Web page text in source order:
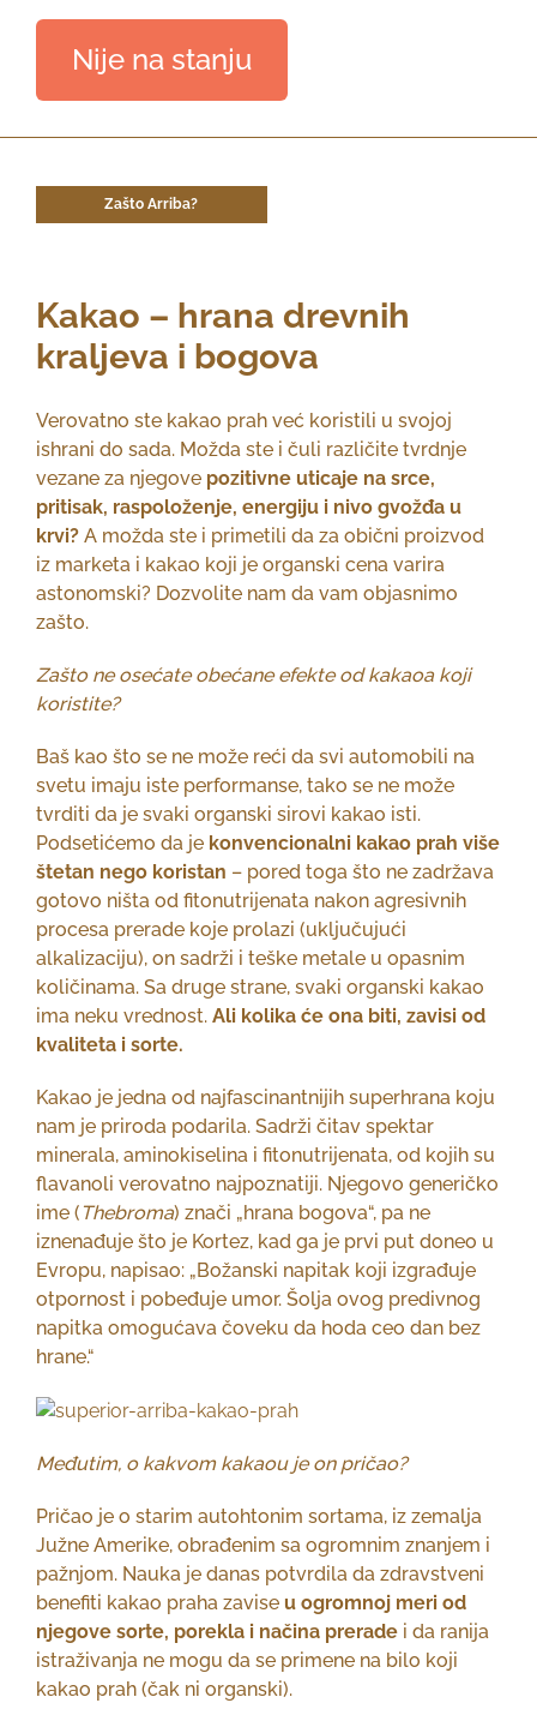
Nije na stanju
Zašto Arriba?
Kakao – hrana drevnih
kraljeva i bogova
Verovatno ste kakao prah već koristili u svojoj
ishrani do sada. Možda ste i čuli različite tvrdnje
vezane za njegove pozitivne uticaje na srce,
pritisak, raspoloženje, energiju i nivo gvožđa u
krvi? A možda ste i primetili da za obični proizvod
iz marketa i kakao koji je organski cena varira
astonomski? Dozvolite nam da vam objasnimo
zašto.
Zašto ne osećate obećane efekte od kakaoa koji
koristite?
Baš kao što se ne može reći da svi automobili na
svetu imaju iste performanse, tako se ne može
tvrditi da je svaki organski sirovi kakao isti.
Podsetićemo da je konvencionalni kakao prah više
štetan nego koristan – pored toga što ne zadržava
gotovo ništa od fitonutrijenata nakon agresivnih
procesa prerade koje prolazi (uključujući
alkalizaciju), on sadrži i teške metale u opasnim
količinama. Sa druge strane, svaki organski kakao
ima neku vrednost. Ali kolika će ona biti, zavisi od
kvaliteta i sorte.
Kakao je jedna od najfascinantnijih superhrana koju
nam je priroda podarila. Sadrži čitav spektar
minerala, aminokiselina i fitonutrijenata, od kojih su
flavanoli verovatno najpoznatiji. Njegovo generičko
ime ( Thebroma) znači „hrana bogova“, pa ne
iznenađuje što je Kortez, kad ga je prvi put doneo u
Evropu, napisao: „Božanski napitak koji izgrađuje
otpornost i pobeđuje umor. Šolja ovog predivnog
napitka omogućava čoveku da hoda ceo dan bez
hrane.“
Međutim, o kakvom kakaou je on pričao?
Pričao je o starim autohtonim sortama, iz zemalja
Južne Amerike, obrađenim sa ogromnim znanjem i
pažnjom. Nauka je danas potvrdila da zdravstveni
benefiti kakao praha zavise u ogromnoj meri od
njegove sorte, porekla i načina prerade i da ranija
istraživanja ne mogu da se primene na bilo koji
kakao prah (čak ni organski).